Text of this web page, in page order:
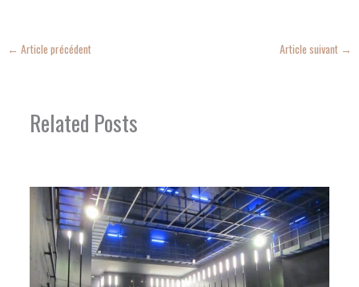
← Article précédent Article suivant →
Related Posts